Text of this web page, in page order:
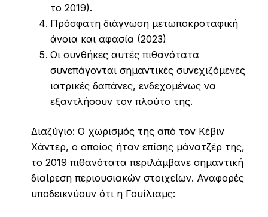
το 2019).
Πρόσφατη διάγνωση μετωποκροταφική
άνοια και αφασία (2023)
Οι συνθήκες αυτές πιθανότατα
συνεπάγονται σημαντικές συνεχιζόμενες
ιατρικές δαπάνες, ενδεχομένως να
εξαντλήσουν τον πλούτο της.
Διαζύγιο: Ο χωρισμός της από τον Κέβιν
Χάντερ, ο οποίος ήταν επίσης μάνατζέρ της,
το 2019 πιθανότατα περιλάμβανε σημαντική
διαίρεση περιουσιακών στοιχείων. Αναφορές
υποδεικνύουν ότι η Γουίλιαμς: